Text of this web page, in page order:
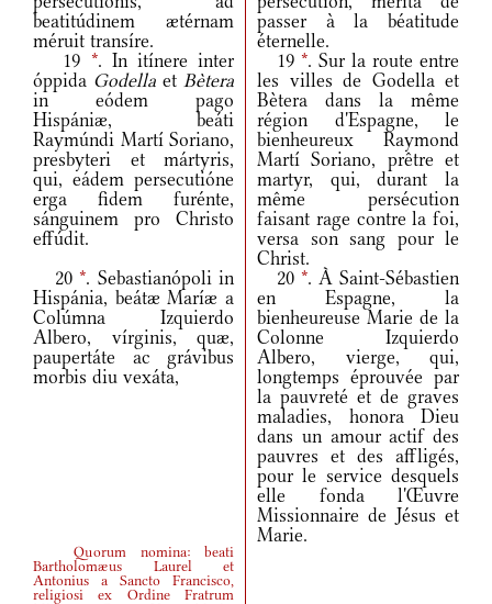
beatitúdinem ætérnam
méruit transíre.
passer à la béatitude
éternelle.
19 *. In itínere inter
óppida Godella et Bètera
in eódem pago
Hispániæ, beáti
Raymúndi Martí Soriano,
presbyteri et mártyris,
qui, eádem persecutióne
erga fidem furénte,
sánguinem pro Christo
effúdit.
19 *. Sur la route entre
les villes de Godella et
Bètera dans la même
région d'Espagne, le
bienheureux Raymond
Martí Soriano, prêtre et
martyr, qui, durant la
même persécution
faisant rage contre la foi,
versa son sang pour le
Christ.
20 *. Sebastianópoli in
Hispánia, beátæ Maríæ a
Colúmna Izquierdo
Albero, vírginis, quæ,
paupertáte ac grávibus
morbis diu vexáta,
20 *. À Saint-Sébastien
en Espagne, la
bienheureuse Marie de la
Colonne Izquierdo
Albero, vierge, qui,
longtemps éprouvée par
la pauvreté et de graves
maladies, honora Dieu
dans un amour actif des
pauvres et des affligés,
pour le service desquels
elle fonda l'Œuvre
Missionnaire de Jésus et
Marie.
Quorum nomina: beati
Bartholomæus Laurel et
Antonius a Sancto Francisco,
religiosi ex Ordine Fratrum